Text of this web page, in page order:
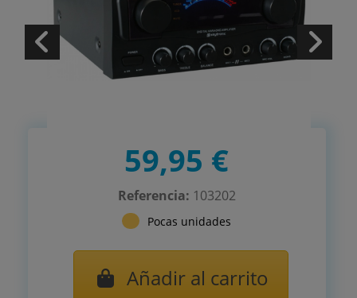
59,95 €
Referencia: 103202
Pocas unidades
Añadir al carrito